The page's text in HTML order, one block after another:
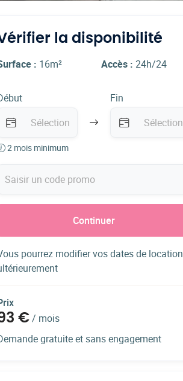
la disponibilité
: 16m² Accès : 24h/24
Fin
2 mois minimum
Continuer
pourrez modifier vos dates de location
€/ mois
gratuite et sans engagement